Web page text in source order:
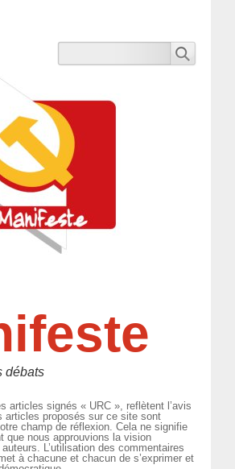
débats
articles signés « URC », reflètent l’avis
articles proposés sur ce site sont
champ de réflexion. Cela ne signifie
que nous approuvions la vision
L’utilisation des commentaires
à chacune et chacun de s’exprimer et